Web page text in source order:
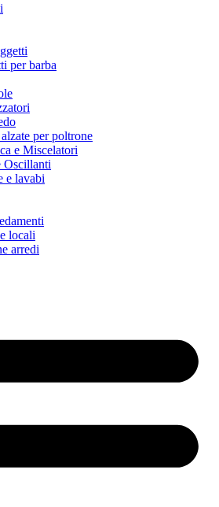
per barba
per poltrone
e Miscelatori
Oscillanti
e lavabi
locali
arredi